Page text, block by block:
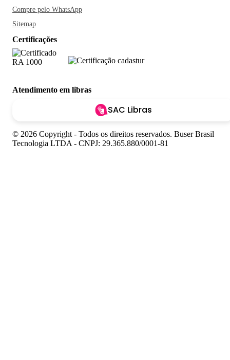
Compre pelo WhatsApp
Sitemap
Certificações
Atendimento em libras
SAC Libras
© 2026 Copyright - Todos os direitos reservados. Buser Brasil
Tecnologia LTDA - CNPJ: 29.365.880/0001-81